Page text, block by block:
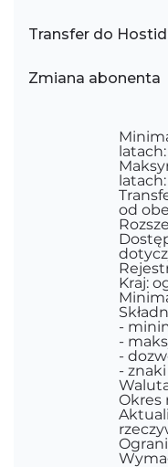
Transfer do
Zmiana abonenta
latach:
latach:
od
Kraj:
-
-
-
-
Okres